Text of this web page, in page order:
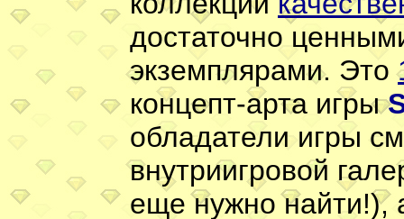
достаточно
экземплярами. Это
концепт-арта игры
обладатели игры
внутриигровой
еще нужно найти!),